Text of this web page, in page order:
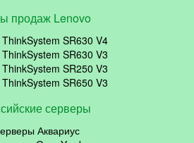
продаж Lenovo
SR630 V4
SR630 V3
SR250 V3
SR650 V3
серверы
Аквариус